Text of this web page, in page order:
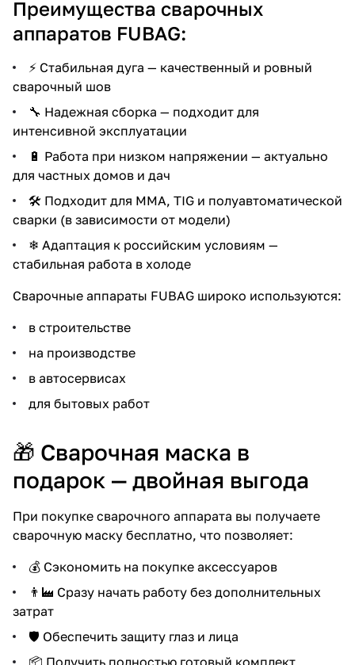
Преимущества сварочных
аппаратов FUBAG:
⚡ Стабильная дуга — качественный и ровный
сварочный шов
🔧 Надежная сборка — подходит для
интенсивной эксплуатации
🔋 Работа при низком напряжении — актуально
для частных домов и дач
🛠 Подходит для MMA, TIG и полуавтоматической
сварки (в зависимости от модели)
❄ Адаптация к российским условиям —
стабильная работа в холоде
Сварочные аппараты FUBAG широко используются:
в строительстве
на производстве
в автосервисах
для бытовых работ
🎁 Сварочная маска в
подарок — двойная выгода
При покупке сварочного аппарата вы получаете
сварочную маску бесплатно, что позволяет:
💰 Сэкономить на покупке аксессуаров
👨‍🏭 Сразу начать работу без дополнительных
затрат
🛡 Обеспечить защиту глаз и лица
📦 Получить полностью готовый комплект
раз в 2 недели